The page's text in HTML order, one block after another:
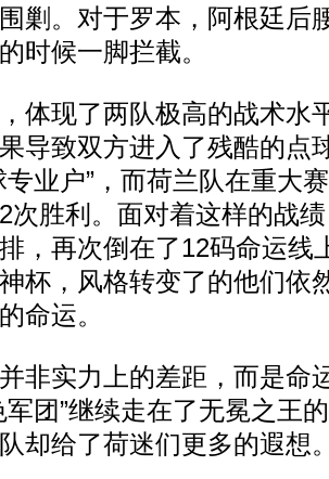
剿。对于罗本，阿根廷后
时候一脚拦截。
现了两队极高的战术水
导致双方进入了残酷的点
专业户”，而荷兰队在重大
次胜利。面对着这样的战
，再次倒在了12码命运线
杯，风格转变了的他们依
命运。
实力上的差距，而是命
军团”继续走在了无冕之王
却给了荷迷们更多的遐想